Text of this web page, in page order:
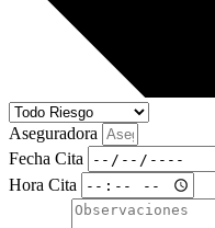
Aseguradora
Fecha Cita
Hora Cita